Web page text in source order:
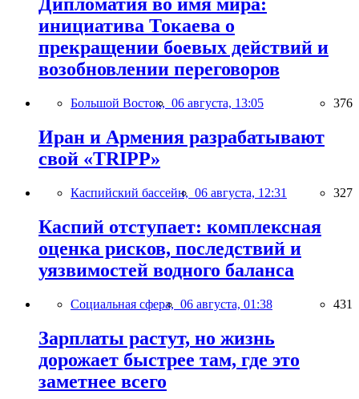
Дипломатия во имя мира:
инициатива Токаева о
прекращении боевых действий и
возобновлении переговоров
Большой Восток, 06 августа, 13:05 376
Иран и Армения разрабатывают
свой «TRIPP»
Каспийский бассейн, 06 августа, 12:31 327
Каспий отступает: комплексная
оценка рисков, последствий и
уязвимостей водного баланса
Социальная сфера, 06 августа, 01:38 431
Зарплаты растут, но жизнь
дорожает быстрее там, где это
заметнее всего